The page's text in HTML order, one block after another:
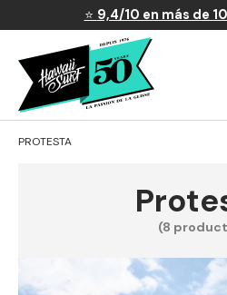
Ir al contenido
⭐ 9,4/10 en más de
Buscar
PROTESTA
(8